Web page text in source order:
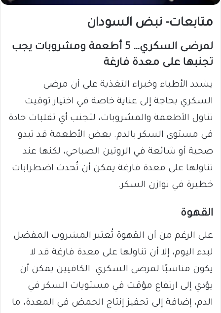
متابعات- نبض السودان
لمرضى السكري… 5 أطعمة ومشروبات يجب
تجنبها على معدة فارغة
يشدد الأطباء وخبراء التغذية على أن مرضى
السكري بحاجة إلى عناية خاصة في اختيار توقيت
تناول الأطعمة والمشروبات، لتجنب أي تقلبات حادة
في مستوى السكر بالدم. بعض الأطعمة قد تبدو
صحية أو شائعة في الروتين الصباحي، لكنها عند
تناولها على معدة فارغة يمكن أن تُحدث اضطرابات
خطيرة في توازن السكر.
القهوة
على الرغم من أن القهوة تُعتبر المشروب المفضل
لبدء اليوم، إلا أن تناولها على معدة فارغة قد لا
يكون مناسبًا لمرضى السكري. الكافيين يمكن أن
يؤدي إلى ارتفاع مؤقت في مستويات السكر في
الدم، إضافة إلى تحفيز إنتاج الحمض في المعدة، ما